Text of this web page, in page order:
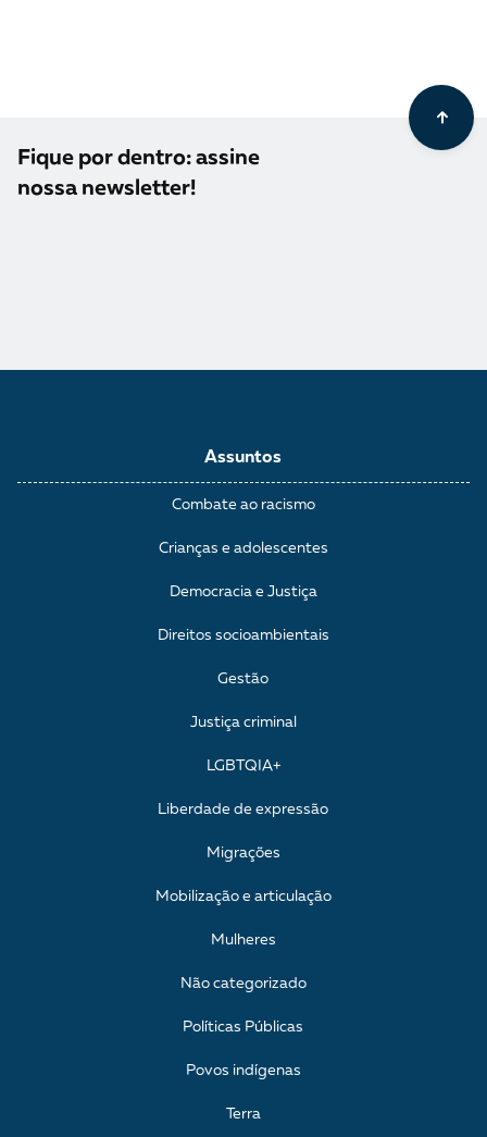
Fique por dentro: assine
nossa newsletter!
Assuntos
Combate ao racismo
Crianças e adolescentes
Democracia e Justiça
Direitos socioambientais
Gestão
Justiça criminal
LGBTQIA+
Liberdade de expressão
Migrações
Mobilização e articulação
Mulheres
Não categorizado
Políticas Públicas
Povos indígenas
Terra